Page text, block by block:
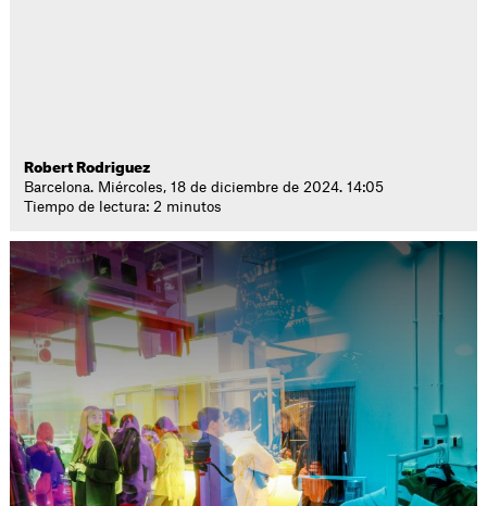
Robert Rodriguez
Barcelona. Miércoles, 18 de diciembre de 2024. 14:05
Tiempo de lectura: 2 minutos